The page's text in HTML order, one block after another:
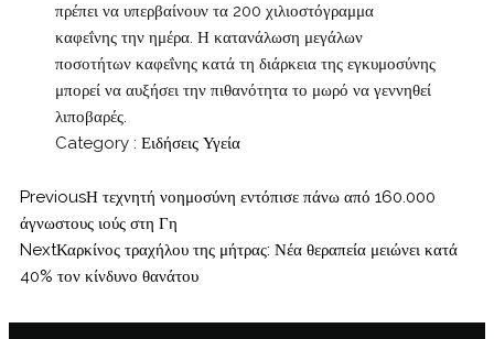
πρέπει να υπερβαίνουν τα 200 ​​χιλιοστόγραμμα
καφεΐνης την ημέρα. Η κατανάλωση μεγάλων
ποσοτήτων καφεΐνης κατά τη διάρκεια της εγκυμοσύνης
μπορεί να αυξήσει την πιθανότητα το μωρό να γεννηθεί
λιποβαρές.
Category : ΕιδήσειςΥγεία
PreviousΗ τεχνητή νοημοσύνη εντόπισε πάνω από 160.000
άγνωστους ιούς στη Γη
NextΚαρκίνος τραχήλου της μήτρας: Νέα θεραπεία μειώνει κατά
40% τον κίνδυνο θανάτου